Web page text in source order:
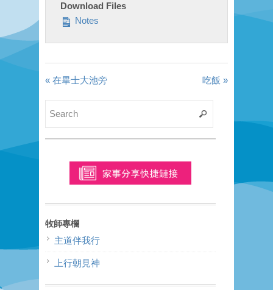
Download Files
Notes
« 在畢士大池旁 吃飯 »
牧師專欄
主道伴我行
上行朝見神